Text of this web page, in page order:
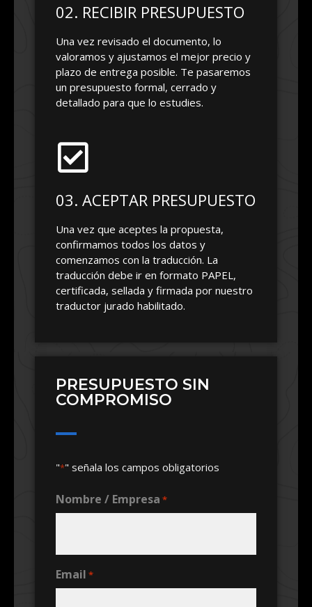
02. RECIBIR PRESUPUESTO
Una vez revisado el documento, lo
valoramos y ajustamos el mejor precio y
plazo de entrega posible. Te pasaremos
un presupuesto formal, cerrado y
detallado para que lo estudies.
03. ACEPTAR PRESUPUESTO
Una vez que aceptes la propuesta,
confirmamos todos los datos y
comenzamos con la traducción. La
traducción debe ir en formato PAPEL,
certificada, sellada y firmada por nuestro
traductor jurado habilitado.
PRESUPUESTO SIN
COMPROMISO
"*" señala los campos obligatorios
Nombre / Empresa *
Email *